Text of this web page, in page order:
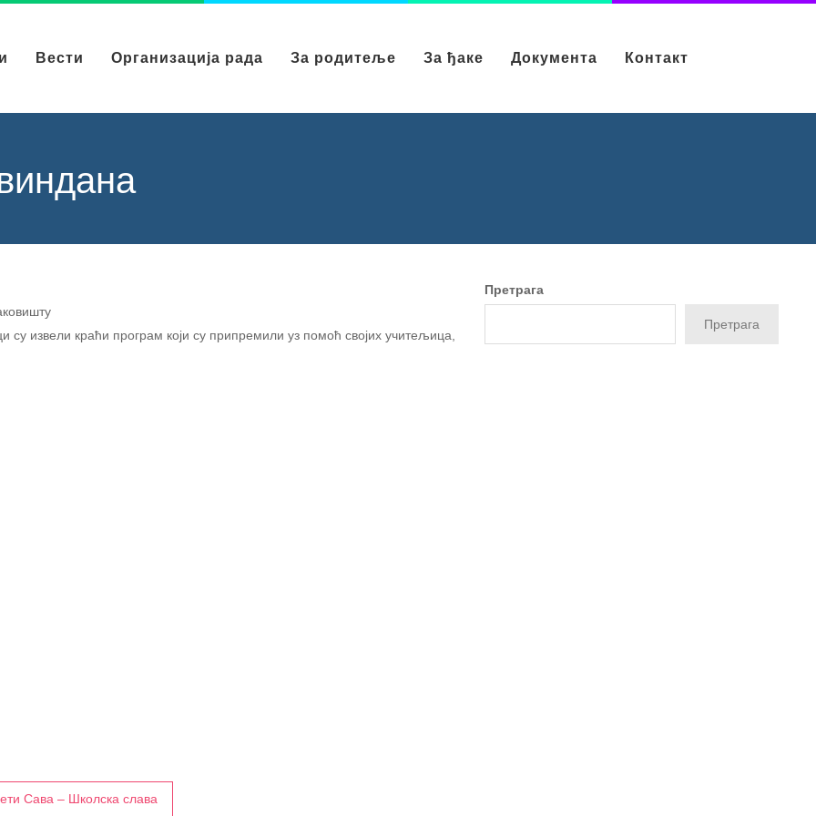
Вести Организација рада За родитеље За ђаке Документа Контакт
су извели краћи програм који су припремили уз помоћ својих учитељица,
Сава – Школска слава
Претрага
Претрага